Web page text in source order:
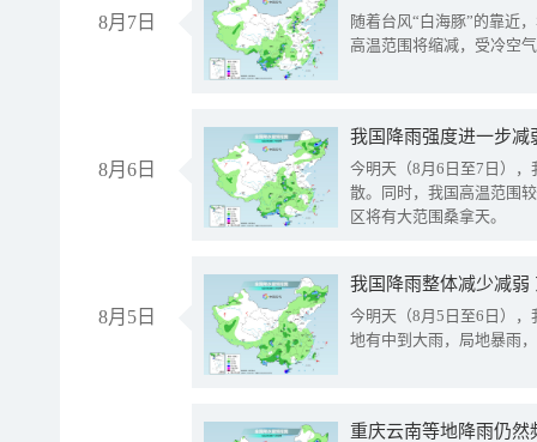
8月7日
随着台风“白海豚”的靠近
高温范围将缩减，受冷空
8月6日
今明天（8月6日至7日）
散。同时，我国高温范围
区将有大范围桑拿天。
8月5日
我国降雨整体减少减弱
今明天（8月5日至6日）
地有中到大雨，局地暴雨
重庆云南等地降雨仍然